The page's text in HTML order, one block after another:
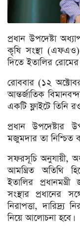
প্রধান উপদেষ্টা
কৃষি সংস্থা
দিতে ইতালির রোমের
রোববার (১২
আন্তর্জাতিক
একটি ফ্লাইটে তিনি
প্রধান
মজুমদার তা নিশ্চিত
সফরসূচি অনুযায়ী,
আমন্ত্রিত অতিথি
ইতালির
সংস্থার প্রধানের
নিরাপত্তা,
নিয়ে আলোচনা হবে।